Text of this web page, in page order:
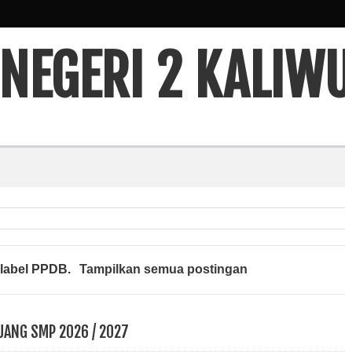
2
PPDB. Tampilkan semua postingan
SMP 2026 / 2027